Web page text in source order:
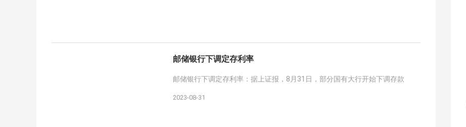
邮储银行下调定存利率
邮储银行下调定存利率：据上证报，8月31日，部分国有大行开始下调存款
2023-08-31